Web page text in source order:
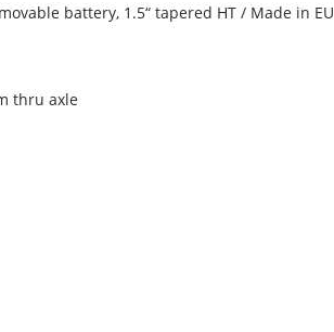
battery, 1.5“ tapered HT / Made in EU
thru axle